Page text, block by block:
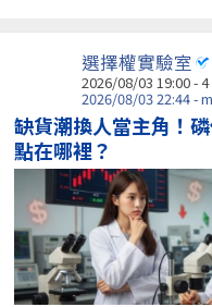
選擇權實驗室
2026/08/03 19:00 - 4
2026/08/03 22:44 -
缺貨潮換人當主角！
點在哪裡？